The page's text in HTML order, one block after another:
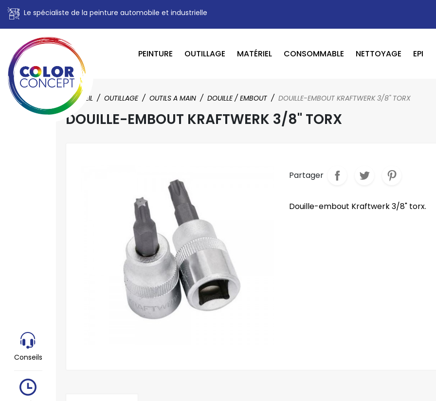
Le spécialiste de la peinture automobile et industrielle
PEINTURE OUTILLAGE MATÉRIEL CONSOMMABLE NETTOYAGE EPI
ACCUEIL OUTILLAGE OUTILS A MAIN DOUILLE / EMBOUT DOUILLE-EMBOUT KRAFTWERK 3/8" TORX
DOUILLE-EMBOUT KRAFTWERK 3/8" TORX
Partager
Douille-embout Kraftwerk 3/8" torx.
Conseils